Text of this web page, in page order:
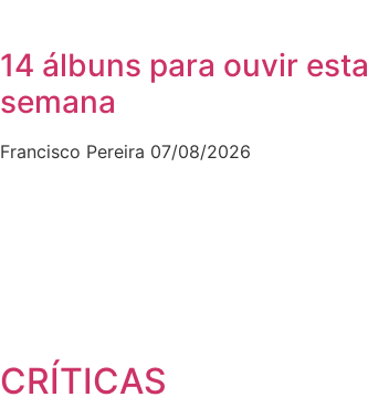
14 álbuns para ouvir esta
semana
Francisco Pereira 07/08/2026
CRÍTICAS